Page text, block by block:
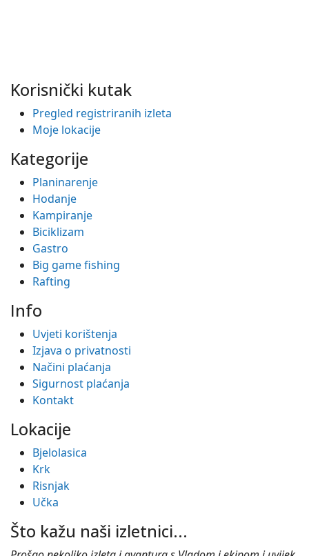
Korisnički kutak
Pregled registriranih izleta
Moje lokacije
Kategorije
Planinarenje
Hodanje
Kampiranje
Biciklizam
Gastro
Big game fishing
Rafting
Info
Uvjeti korištenja
Izjava o privatnosti
Načini plaćanja
Sigurnost plaćanja
Kontakt
Lokacije
Bjelolasica
Krk
Risnjak
Učka
Što kažu naši izletnici...